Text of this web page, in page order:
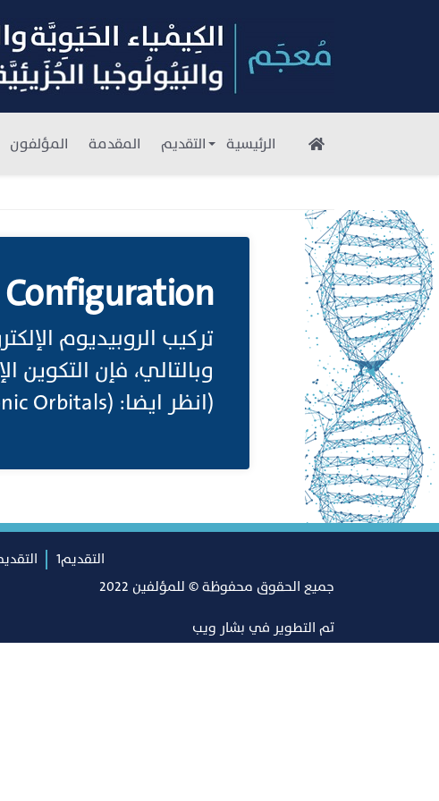
التقديم المقدمة المؤلفون
(انظر ايضا: (Atomic Orbital ;Electronic Orbitals;
التقديم1
جميع الحقوق محفوظة © للمؤلفين 2022
تم التطوير في بشار ويب